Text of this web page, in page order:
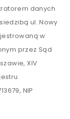
danych
ul. Nowy
w
przez Sąd
XIV
NIP